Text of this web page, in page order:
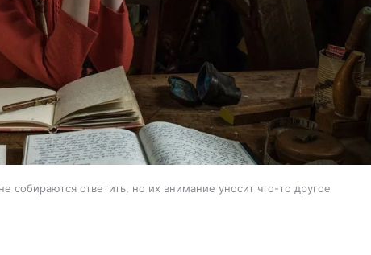
собираются ответить, но их внимание уносит что-то другое